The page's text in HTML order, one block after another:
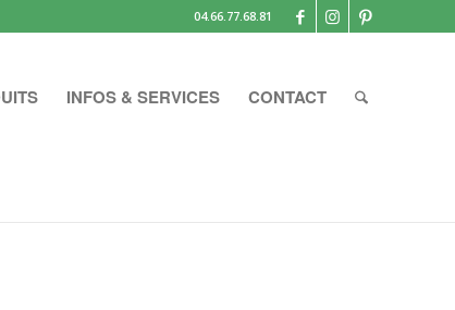
04.66.77.68.81
INFOS & SERVICES CONTACT